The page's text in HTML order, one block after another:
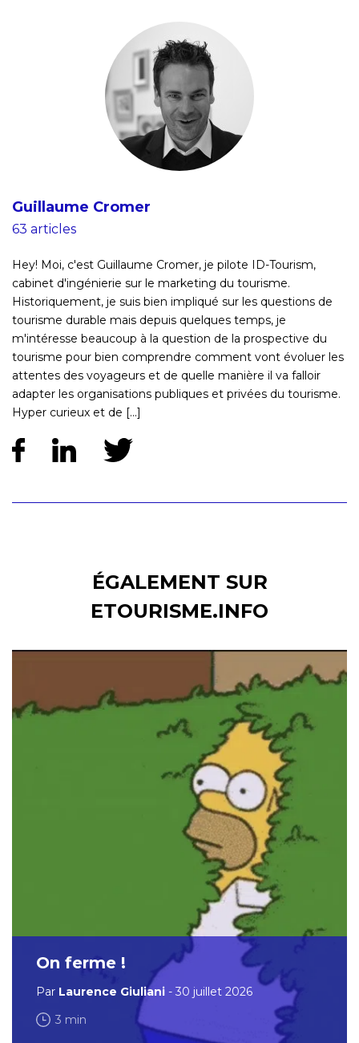
Guillaume Cromer
63 articles
Hey! Moi, c'est Guillaume Cromer, je pilote ID-Tourism,
cabinet d'ingénierie sur le marketing du tourisme.
Historiquement, je suis bien impliqué sur les questions de
tourisme durable mais depuis quelques temps, je
m'intéresse beaucoup à la question de la prospective du
tourisme pour bien comprendre comment vont évoluer les
attentes des voyageurs et de quelle manière il va falloir
adapter les organisations publiques et privées du tourisme.
Hyper curieux et de [...]
ÉGALEMENT SUR
ETOURISME.INFO
On ferme !
Par Laurence Giuliani - 30 juillet 2026
3 min